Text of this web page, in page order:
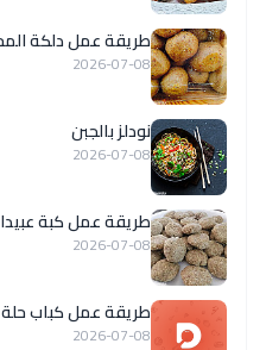
طريقة عمل دلكة
2026-07-08
نودلز بالجبن
2026-07-08
طريقة عمل كبة
2026-07-08
طريقة عمل كباب
2026-07-08